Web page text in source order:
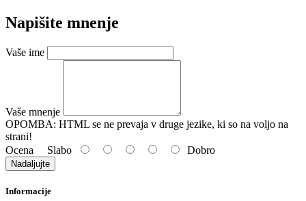
Napišite mnenje
Vaše ime
Vaše mnenje
OPOMBA: HTML se ne prevaja v druge jezike, ki so na voljo na
strani!
Ocena Slabo Dobro
Nadaljujte
Informacije